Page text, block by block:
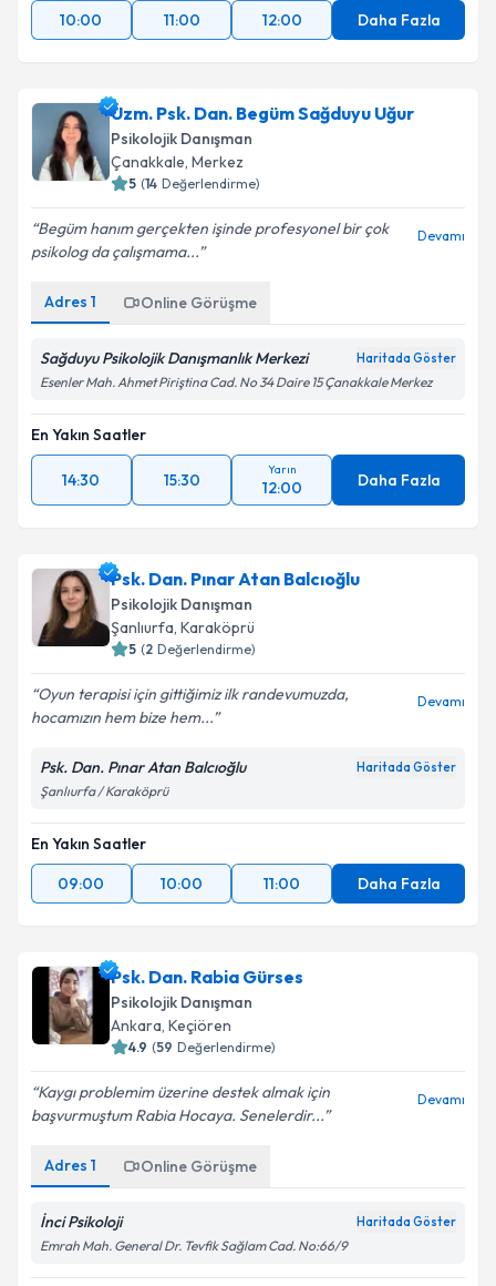
10:00 11:00 12:00 Daha Fazla
Uzm. Psk. Dan. Begüm Sağduyu Uğur
Psikolojik Danışman
Çanakkale, Merkez
5 (14 Değerlendirme)
Begüm hanım gerçekten işinde profesyonel bir çok
psikolog da çalışmama...
Devamı
Adres 1 Online Görüşme
Sağduyu Psikolojik Danışmanlık Merkezi Haritada Göster
Esenler Mah. Ahmet Piriştina Cad. No 34 Daire 15 Çanakkale Merkez
En Yakın Saatler
14:30 15:30
Yarın
12:00 Daha Fazla
Psk. Dan. Pınar Atan Balcıoğlu
Psikolojik Danışman
Şanlıurfa, Karaköprü
5 (2 Değerlendirme)
Oyun terapisi için gittiğimiz ilk randevumuzda,
hocamızın hem bize hem...
Devamı
Psk. Dan. Pınar Atan Balcıoğlu Haritada Göster
Şanlıurfa / Karaköprü
En Yakın Saatler
09:00
10:00 11:00 Daha Fazla
Psk. Dan. Rabia Gürses
Psikolojik Danışman
Ankara, Keçiören
4.9 (59 Değerlendirme)
Kaygı problemim üzerine destek almak için
başvurmuştum Rabia Hocaya. Senelerdir...
Devamı
Adres 1 Online Görüşme
İnci Psikoloji Haritada Göster
Emrah Mah. General Dr. Tevfik Sağlam Cad. No:66/9